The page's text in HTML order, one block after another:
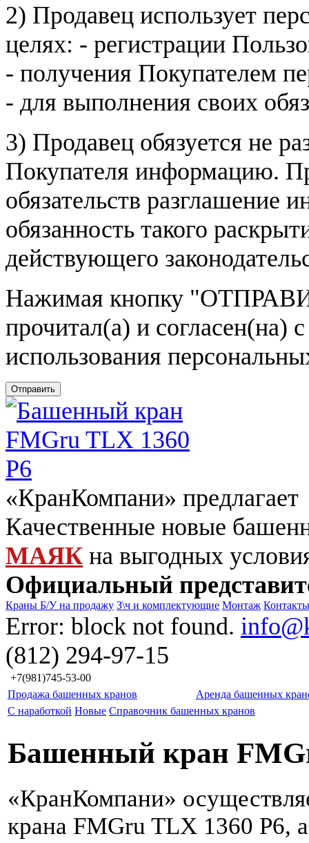
2) Продавец использует
целях: - регистрации
- получения Покупателем
- для выполнения своих
3) Продавец обязуется не
Покупателя информацию.
обязательств разглашение
обязанность такого
действующего
Нажимая кнопку
прочитал(а) и согласен(на)
использования
Отправить
«КранКомпани» предлагает
Качественные новые
МАЯК на выгодных
Официальный
Краны Б/У на продажу З\ч и комплектующие Монтаж Контакты
Error: block not found.
(812) 294-97-15
+7(981)745-53-00
Продажа башенных кранов
Аренда башенных
С наработкой Новые Справочник башенных кранов
Башенный кран
«КранКомпани»
крана FMGru TLX 1360 P6,